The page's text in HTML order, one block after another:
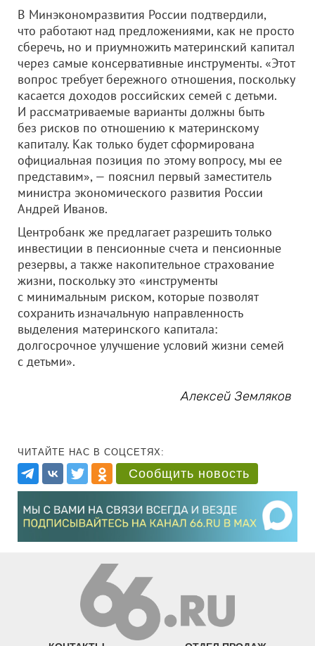
В Минэкономразвития России подтвердили,
что работают над предложениями, как не просто
сберечь, но и приумножить материнский капитал
через самые консервативные инструменты. «Этот
вопрос требует бережного отношения, поскольку
касается доходов российских семей с детьми.
И рассматриваемые варианты должны быть
без рисков по отношению к материнскому
капиталу. Как только будет сформирована
официальная позиция по этому вопросу, мы ее
представим», — пояснил первый заместитель
министра экономического развития России
Андрей Иванов.
Центробанк же предлагает разрешить только
инвестиции в пенсионные счета и пенсионные
резервы, а также накопительное страхование
жизни, поскольку это «инструменты
с минимальным риском, которые позволят
сохранить изначальную направленность
выделения материнского капитала:
долгосрочное улучшение условий жизни семей
с детьми».
Алексей Земляков
ЧИТАЙТЕ НАС В СОЦСЕТЯХ:
Сообщить новость